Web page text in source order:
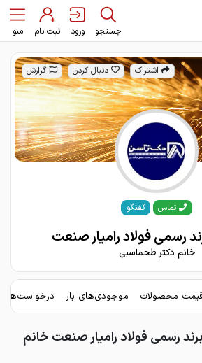
جستجو ورود ثبت نام منو
اشتراک دنبال کردن گزارش
تماس گفتگو
رسمی فولاد رامیار صنعت
خانم دکتر طحماسبی
محصولات موجودی‌های بار
رسمی فولاد رامیار صنعت خانم